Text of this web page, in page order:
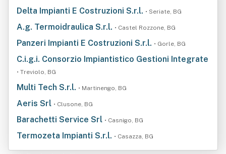
Delta Impianti E Costruzioni S.r.l. • Seriate, BG
A.g. Termoidraulica S.r.l. • Castel Rozzone, BG
Panzeri Impianti E Costruzioni S.r.l. • Gorle, BG
C.i.g.i. Consorzio Impiantistico Gestioni Integrate
• Treviolo, BG
Multi Tech S.r.l. • Martinengo, BG
Aeris Srl • Clusone, BG
Barachetti Service Srl • Casnigo, BG
Termozeta Impianti S.r.l. • Casazza, BG